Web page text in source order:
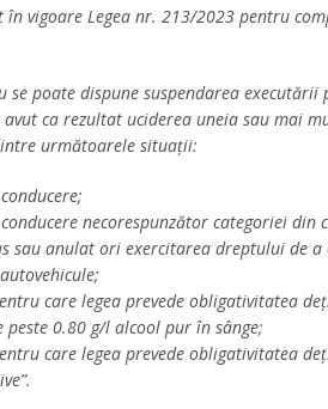
vigoare Legea nr. 213/2023 pentru
poate dispune suspendarea executării
ca rezultat uciderea uneia sau mai
următoarele situații:
necorespunzător categoriei din
sau anulat ori exercitarea dreptului de a
care legea prevede obligativitatea
0.80 g/l alcool pur în sânge;
care legea prevede obligativitatea